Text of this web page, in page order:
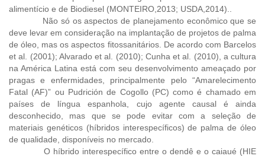
alimentício e de Biodiesel (MONTEIRO,2013; USDA,2014)..
Não só os aspectos de planejamento econômico que se
deve levar em consideração na implantação de projetos de palma
de óleo, mas os aspectos fitossanitários. De acordo com Barcelos
et al. (2001); Alvarado et al. (2010); Cunha et al. (2010), a cultura
na América Latina está com seu desenvolvimento ameaçado por
pragas e enfermidades, principalmente pelo “Amarelecimento
Fatal (AF)” ou Pudrición de Cogollo (PC) como é chamado em
países de língua espanhola, cujo agente causal é ainda
desconhecido, mas que se pode evitar com a seleção de
materiais genéticos (híbridos interespecíficos) de palma de óleo
de qualidade, disponíveis no mercado.
O híbrido interespecífico entre o dendê e o caiaué (HIE